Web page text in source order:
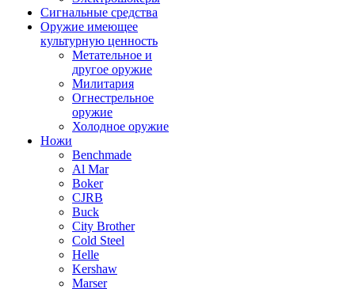
Сигнальные средства
Оружие имеющее
культурную ценность
Метательное и
другое оружие
Милитария
Огнестрельное
оружие
Холодное оружие
Ножи
Benchmade
Al Mar
Boker
CJRB
Buck
City Brother
Cold Steel
Helle
Kershaw
Marser